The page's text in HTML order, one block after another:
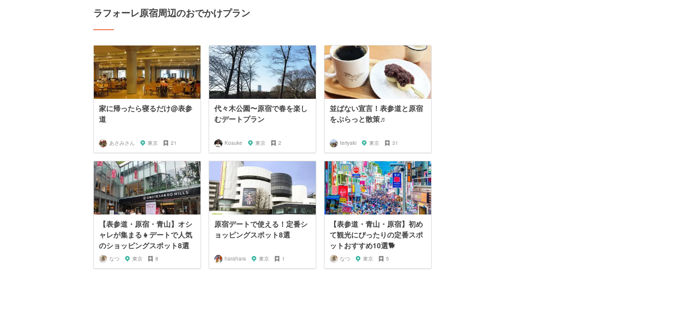
ラフォーレ原宿周辺のおでかけプラン
家に帰ったら寝るだけ@表参
道
あさみさん 東京 21
代々木公園〜原宿で春を楽し
むデートプラン
Kosuke 東京 2
並ばない宣言！表参道と原宿
をぷらっと散策♬
teriyaki 東京 31
【表参道・原宿・青山】オシ
ャレが集まる👧デートで人気
のショッピングスポット8選
なつ 東京 8
原宿デートで使える！定番シ
ョッピングスポット8選
harahara 東京 1
【表参道・青山・原宿】初め
て観光にぴったりの定番スポ
ットおすすめ10選🐕
なつ 東京 5